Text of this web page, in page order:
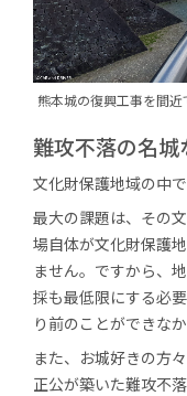
熊本城の復興工事を間近
難攻不落の名城
文化財保護地域の中
最大の課題は、その
場自体が文化財保護
ません。ですから、
採も最低限にする必
り前のことができなか
また、お城好きの方
正公が築いた難攻不